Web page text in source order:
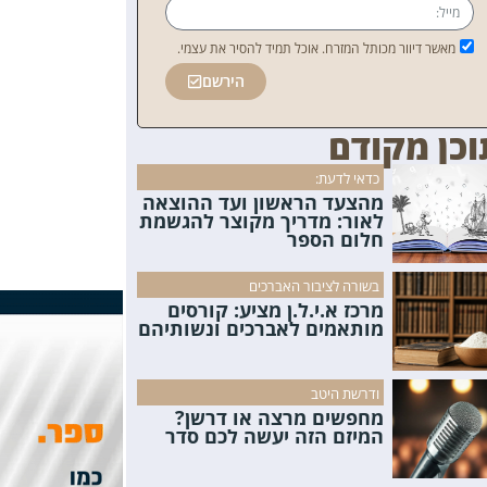
מאשר דיוור מכותל המזרח. אוכל תמיד להסיר את עצמי.
הירשם
מקודם
כדאי לדעת:
מהצעד הראשון ועד ההוצאה
לאור: מדריך מקוצר להגשמת
חלום הספר
בשורה לציבור האברכים
מרכז א.י.ל.ן מציע: קורסים
מותאמים לאברכים ונשותיהם
ודרשת היטב
מחפשים מרצה או דרשן?
המיזם הזה יעשה לכם סדר